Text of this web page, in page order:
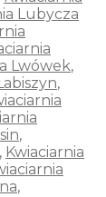
Lubycza
Lwówek,
,
,
, Kwiaciarnia
,